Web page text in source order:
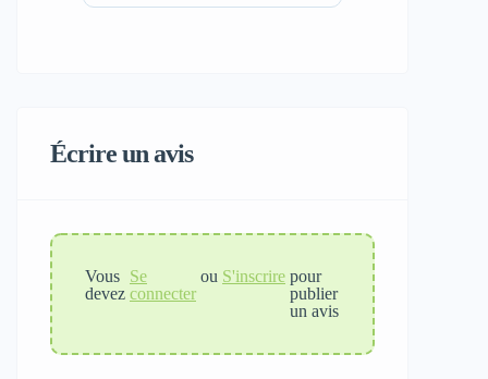
Écrire un avis
Vous
devez
Se
connecter
ou S'inscrire pour
publier
un avis